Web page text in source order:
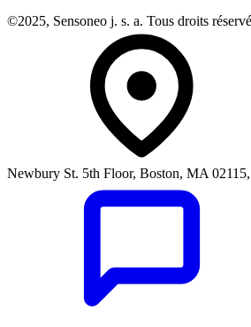
©2025, Sensoneo j. s. a. Tous droits
Newbury St. 5th Floor, Boston, MA